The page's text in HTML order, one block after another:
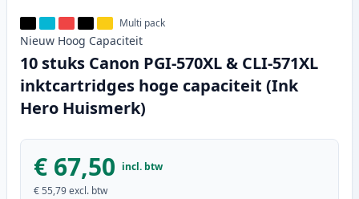
Multi pack
Nieuw Hoog Capaciteit
10 stuks Canon PGI-570XL & CLI-571XL
inktcartridges hoge capaciteit (Ink
Hero Huismerk)
€ 67,50 incl. btw
€ 55,79excl. btw